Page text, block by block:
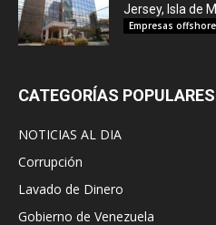
Jersey, Isla de
Empresas offshore
CATEGORÍAS POPULARES
NOTICIAS AL DIA
Corrupción
Lavado de Dinero
Gobierno de Venezuela